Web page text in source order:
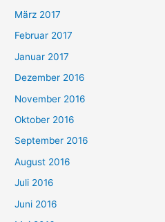
März 2017
Februar 2017
Januar 2017
Dezember 2016
November 2016
Oktober 2016
September 2016
August 2016
Juli 2016
Juni 2016